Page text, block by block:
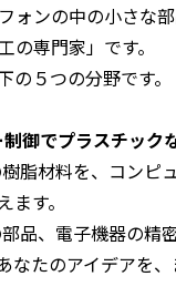
ォンの中の小さ
専門家」です。
５つの分野です。
御でプラスチック
脂材料を、コンピ
す。
品、電子機器の精
たのアイデアを